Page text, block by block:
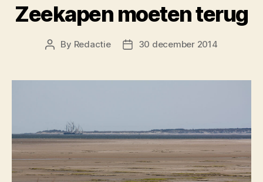
Zeekapen moeten terug
Post
By Redactie
Post30 december 2014